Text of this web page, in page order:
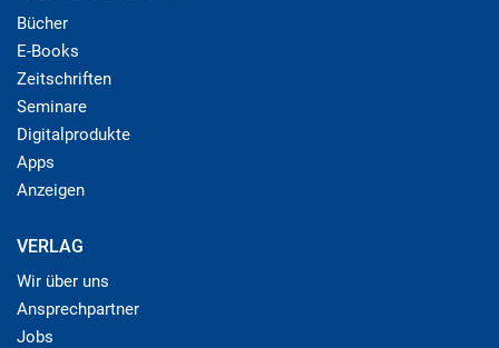
Bücher
E-Books
Zeitschriften
Seminare
Digitalprodukte
Apps
Anzeigen
VERLAG
Wir über uns
Ansprechpartner
Jobs